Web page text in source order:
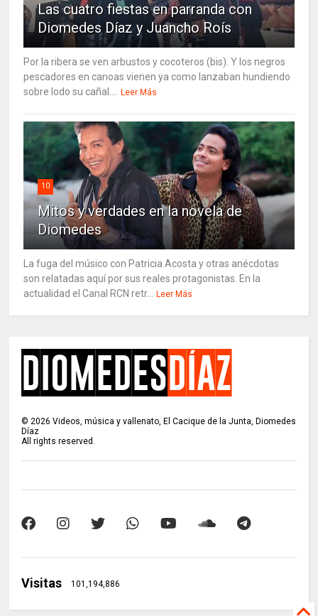
Las cuatro fiestas en parranda con
Diomedes Díaz y Juancho Roís
Por la ribera se ven arbustos y cocoteros (bis). Y los negros
pescadores en canoas vienen ya como lanzaban hundiendo
sobre lodo su cañal.... Leer Más
10
Mitos y verdades en la novela de
Diomedes
La fuga del músico con Patricia Acosta y otras anécdotas
son relatadas aquí por sus reales protagonistas. En la
actualidad el Canal RCN retr... Leer Más
©2026 Videos, música y vallenato, El Cacique de la Junta, Diomedes
Díaz
All rights reserved.
Visitas 101,194,886